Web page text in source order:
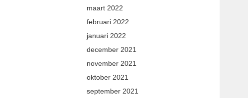
maart 2022
februari 2022
januari 2022
december 2021
november 2021
oktober 2021
september 2021